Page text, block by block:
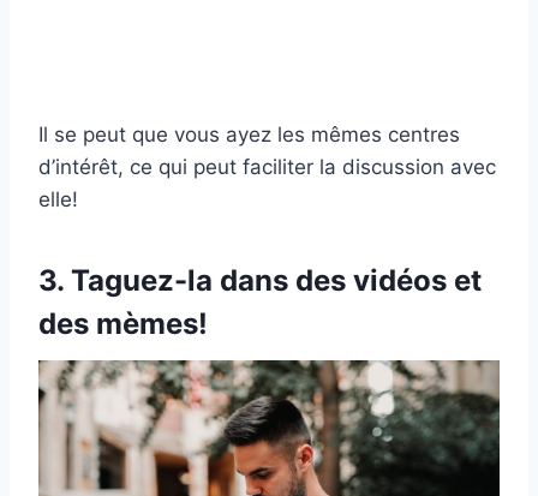
Il se peut que vous ayez les mêmes centres
d’intérêt, ce qui peut faciliter la discussion avec
elle!
3. Taguez-la dans des vidéos et
des mèmes!